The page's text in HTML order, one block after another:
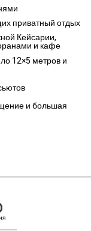
приватный отдых
Кейсарии,
и кафе
12×5 метров и
и большая